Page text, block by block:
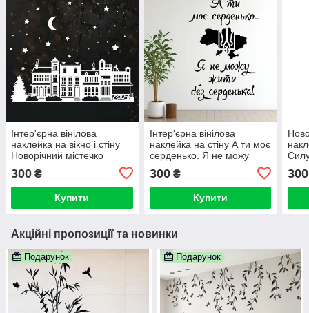
Інтер'єрна вінілова
наклейка на вікно і стіну
Новорічний містечко
наклейка)
300 ₴
Купити
Інтер'єрна вінілова
наклейка на стіну А ти моє
серденько. Я не можу
300₴
Купити
300
Акційні пропозиції та новинки
Подарунок Подарунок